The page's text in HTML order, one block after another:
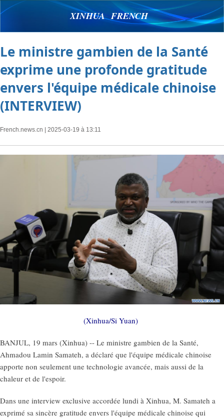
XINHUA FRENCH
Le ministre gambien de la Santé
exprime une profonde gratitude
envers l'équipe médicale chinoise
(INTERVIEW)
French.news.cn | 2025-03-19 à 13:11
(Xinhua/Si Yuan)
BANJUL, 19 mars (Xinhua) -- Le ministre gambien de la Santé,
Ahmadou Lamin Samateh, a déclaré que l'équipe médicale chinoise
apporte non seulement une technologie avancée, mais aussi de la
chaleur et de l'espoir.
Dans une interview exclusive accordée lundi à Xinhua, M. Samateh a
exprimé sa sincère gratitude envers l'équipe médicale chinoise qui